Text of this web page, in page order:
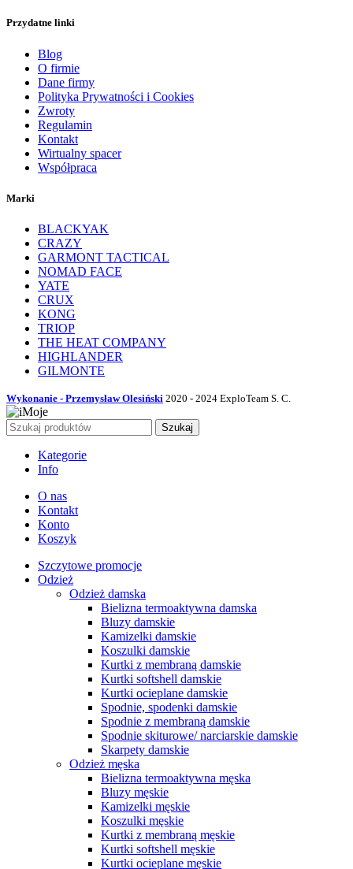
Przydatne linki
Blog
O firmie
Dane firmy
Polityka Prywatności i Cookies
Zwroty
Regulamin
Kontakt
Wirtualny spacer
Współpraca
Marki
BLACKYAK
CRAZY
GARMONT TACTICAL
NOMAD FACE
YATE
CRUX
KONG
TRIOP
THE HEAT COMPANY
HIGHLANDER
GILMONTE
Wykonanie - Przemysław Olesiński 2020 - 2024 ExploTeam S. C.
Szukaj
Kategorie
Info
O nas
Kontakt
Konto
Koszyk
Szczytowe promocje
Odzież
Odzież damska
Bielizna termoaktywna damska
Bluzy damskie
Kamizelki damskie
Koszulki damskie
Kurtki z membraną damskie
Kurtki softshell damskie
Kurtki ocieplane damskie
Spodnie, spodenki damskie
Spodnie z membraną damskie
Spodnie skiturowe/ narciarskie damskie
Skarpety damskie
Odzież męska
Bielizna termoaktywna męska
Bluzy męskie
Kamizelki męskie
Koszulki męskie
Kurtki z membraną męskie
Kurtki softshell męskie
Kurtki ocieplane męskie